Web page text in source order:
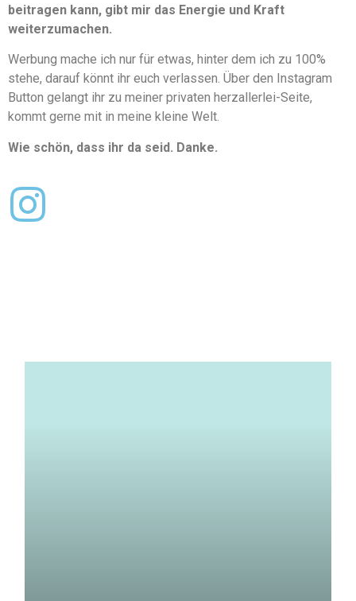
beitragen kann, gibt mir das Energie und Kraft
weiterzumachen.
Werbung mache ich nur für etwas, hinter dem ich zu 100%
stehe, darauf könnt ihr euch verlassen. Über den Instagram
Button gelangt ihr zu meiner privaten herzallerlei-Seite,
kommt gerne mit in meine kleine Welt.
Wie schön, dass ihr da seid. Danke.